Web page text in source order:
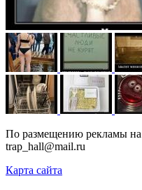
По размещению рекламы на
trap_hall@mail.ru
Карта сайта